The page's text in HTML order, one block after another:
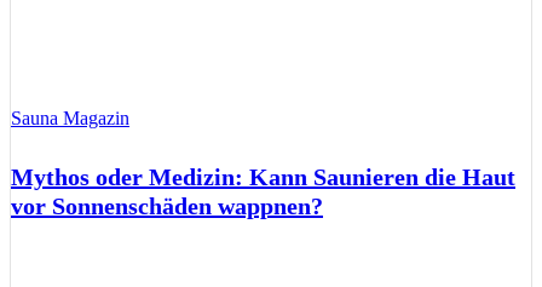
Sauna Magazin
Mythos oder Medizin: Kann Saunieren die Haut
vor Sonnenschäden wappnen?